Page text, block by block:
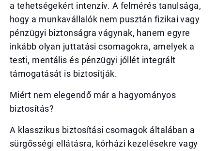
a tehetségekért intenzív. A felmérés tanulsága,
hogy a munkavállalók nem pusztán fizikai vagy
pénzügyi biztonságra vágynak, hanem egyre
inkább olyan juttatási csomagokra, amelyek a
testi, mentális és pénzügyi jóllét integrált
támogatását is biztosítják.
Miért nem elegendő már a hagyományos
biztosítás?
A klasszikus biztosítási csomagok általában a
sürgősségi ellátásra, kórházi kezelésekre vagy